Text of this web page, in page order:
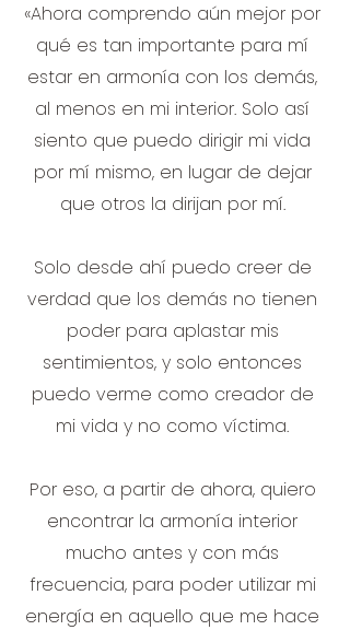
«Ahora comprendo aún mejor por
qué es tan importante para mí
estar en armonía con los demás,
al menos en mi interior. Solo así
siento que puedo dirigir mi vida
por mí mismo, en lugar de dejar
que otros la dirijan por mí.
Solo desde ahí puedo creer de
verdad que los demás no tienen
poder para aplastar mis
sentimientos, y solo entonces
puedo verme como creador de
mi vida y no como víctima.
Por eso, a partir de ahora, quiero
encontrar la armonía interior
mucho antes y con más
frecuencia, para poder utilizar mi
energía en aquello que me hace